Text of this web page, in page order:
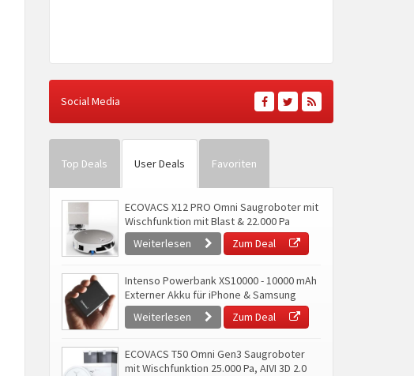
Social Media
Top Deals User Deals Favoriten
ECOVACS X12 PRO Omni Saugroboter mit
Wischfunktion mit Blast & 22.000 Pa
Weiterlesen
Zum Deal
Intenso Powerbank XS10000 - 10000 mAh
Externer Akku für iPhone & Samsung
Weiterlesen
Zum Deal
ECOVACS T50 Omni Gen3 Saugroboter
mit Wischfunktion 25.000 Pa, AIVI 3D 2.0